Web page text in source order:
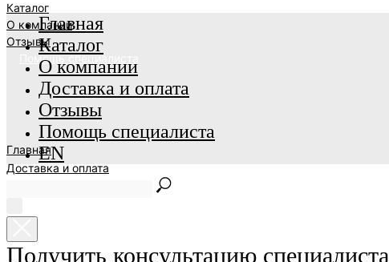
Каталог
О компании
Отзывы
Помощь специалиста
Главная
Доставка и оплата
Главная
Каталог
О компании
Доставка и оплата
Отзывы
Помощь специалиста
EN
Получить консультацию специалиста